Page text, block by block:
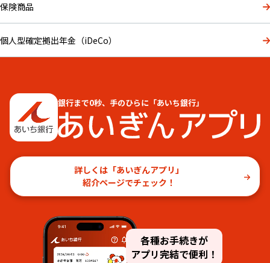
保険商品
個人型確定拠出年金（iDeCo）
各種お手続きが
アプリ完結で便利！
銀行まで0秒、手のひらに「あいち銀行」
詳しくは「あいぎんアプリ」
紹介ページでチェック！